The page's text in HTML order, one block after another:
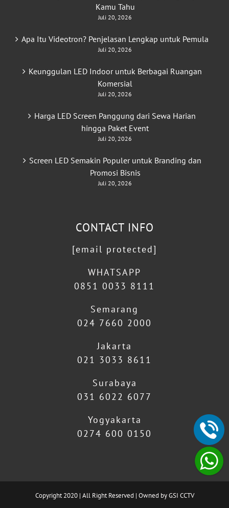
Kamu Tahu
Juli 20, 2026
Apa Itu Videotron? Penjelasan Lengkap untuk Pemula
Juli 20, 2026
Keunggulan LED Indoor untuk Berbagai Ruangan
Komersial
Juli 20, 2026
Harga LED Screen Panggung dari Sewa Harian
hingga Paket Event
Juli 20, 2026
Screen LED Semakin Populer untuk Branding dan
Promosi Bisnis
Juli 20, 2026
CONTACT INFO
[email protected]
WHATSAPP
0851 0033 8111
Semarang
024 7660 2000
Jakarta
021 3033 8611
Surabaya
031 6022 6077
Yogyakarta
0274 600 0150
Copyright 2020 | All Right Reserved | Owned by GSI CCTV